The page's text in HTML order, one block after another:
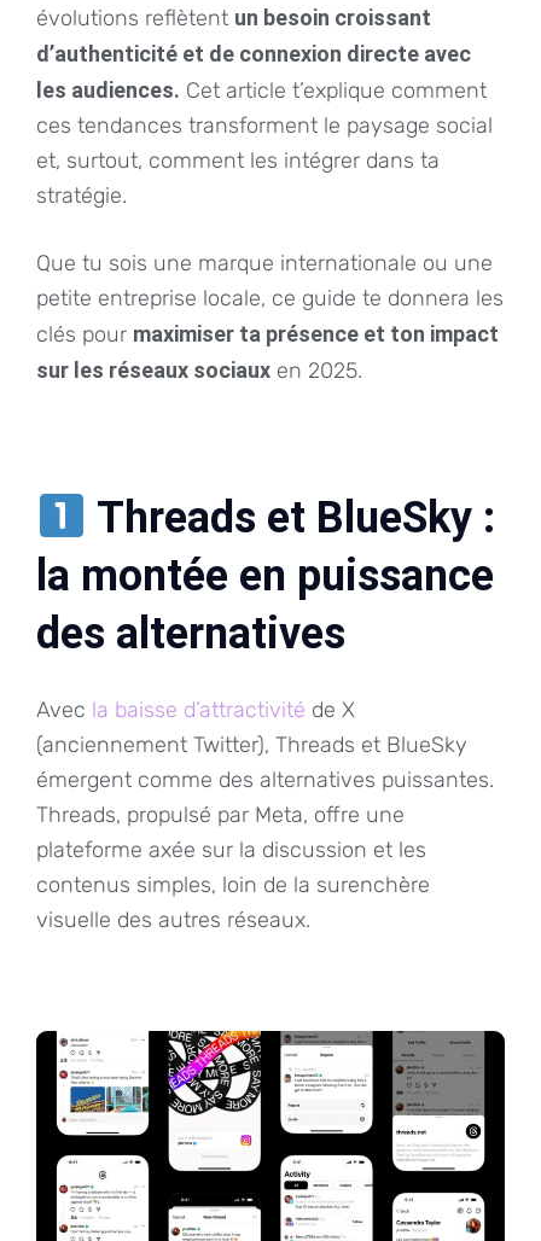
évolutions reflètent un besoin croissant
d’authenticité et de connexion directe avec
les audiences. Cet article t’explique comment
ces tendances transforment le paysage social
et, surtout, comment les intégrer dans ta
stratégie.
Que tu sois une marque internationale ou une
petite entreprise locale, ce guide te donnera les
clés pour maximiser ta présence et ton impact
sur les réseaux sociaux en 2025.
Threads et BlueSky :
la montée en puissance
des alternatives
Avec la baisse d’attractivité de X
(anciennement Twitter), Threads et BlueSky
émergent comme des alternatives puissantes.
Threads, propulsé par Meta, offre une
plateforme axée sur la discussion et les
contenus simples, loin de la surenchère
visuelle des autres réseaux.